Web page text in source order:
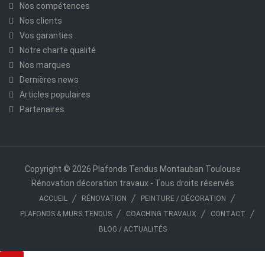
Nos compétences
Nos clients
Vos garanties
Notre charte qualité
Nos marques
Dernières news
Articles populaires
Partenaires
Copyright © 2026 Plafonds Tendus Montauban Toulouse
Rénovation décoration travaux - Tous droits réservés
ACCUEIL RÉNOVATION
PEINTURE / DÉCORATION
PLAFONDS & MURS TENDUS
COACHING TRAVAUX
CONTACT
BLOG / ACTUALITÉS